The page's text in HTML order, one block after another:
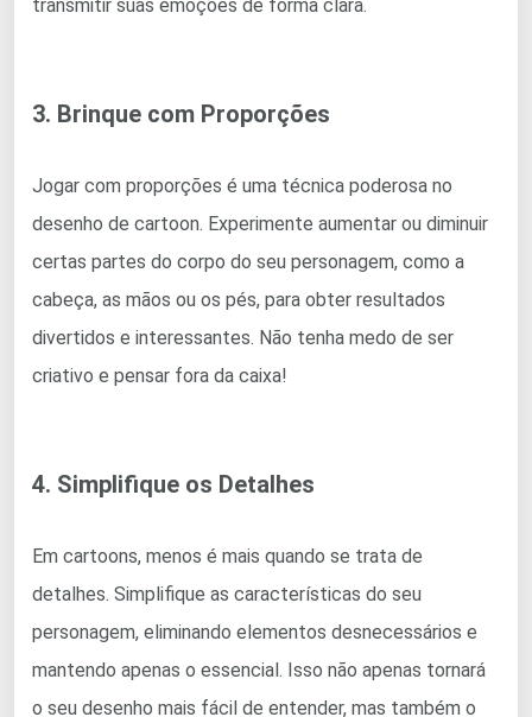
transmitir suas emoções de forma clara.
3. Brinque com Proporções
Jogar com proporções é uma técnica poderosa no
desenho de cartoon. Experimente aumentar ou diminuir
certas partes do corpo do seu personagem, como a
cabeça, as mãos ou os pés, para obter resultados
divertidos e interessantes. Não tenha medo de ser
criativo e pensar fora da caixa!
4. Simplifique os Detalhes
Em cartoons, menos é mais quando se trata de
detalhes. Simplifique as características do seu
personagem, eliminando elementos desnecessários e
mantendo apenas o essencial. Isso não apenas tornará
o seu desenho mais fácil de entender, mas também o